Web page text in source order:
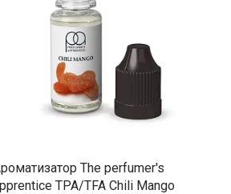
The perfumer's
TPA/TFA Chili Mango